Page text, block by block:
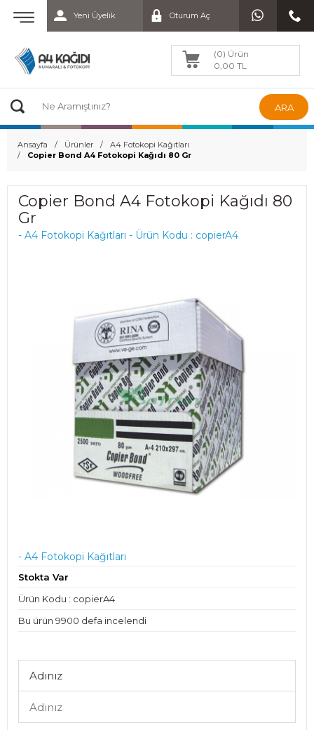
Yeni Üyelik Oturum Aç
(0) Ürün
0,00 TL
ARA
Ansayfa Ürünler
A4 Fotokopi Kağıtları
Copier Bond A4 Fotokopi Kağıdı 80 Gr
Copier Bond A4 Fotokopi Kağıdı 80
Gr
- A4 Fotokopi Kağıtları - Ürün Kodu : copierA4
- A4 Fotokopi Kağıtları
Stokta Var
Ürün Kodu : copierA4
Bu ürün 9900 defa incelendi
Adınız